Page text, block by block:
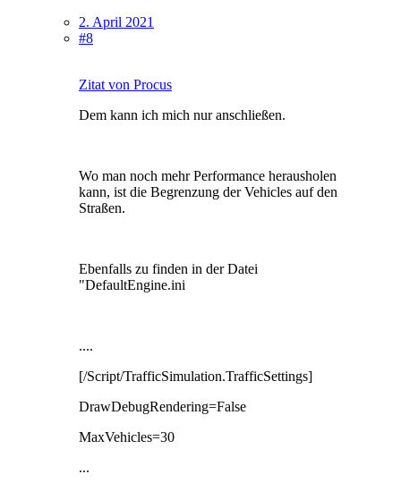
2. April 2021
#8
Zitat von Procus
Dem kann ich mich nur anschließen.
Wo man noch mehr Performance herausholen
kann, ist die Begrenzung der Vehicles auf den
Straßen.
Ebenfalls zu finden in der Datei
"DefaultEngine.ini
....
[/Script/TrafficSimulation.TrafficSettings]
DrawDebugRendering=False
MaxVehicles=30
...